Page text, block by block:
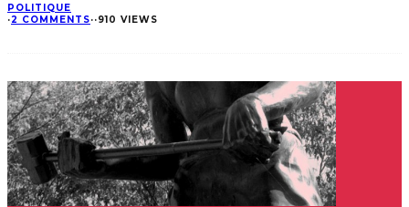
POLITIQUE
·2 COMMENTS··910 VIEWS